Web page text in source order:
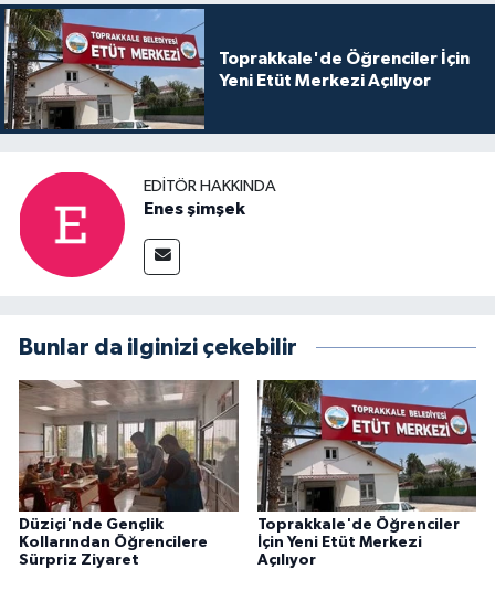
Toprakkale'de Öğrenciler İçin
Yeni Etüt Merkezi Açılıyor
EDITÖR HAKKINDA
Enes şimşek
Bunlar da ilginizi çekebilir
Düziçi'nde Gençlik
Kollarından Öğrencilere
Sürpriz Ziyaret
Toprakkale'de Öğrenciler
İçin Yeni Etüt Merkezi
Açılıyor